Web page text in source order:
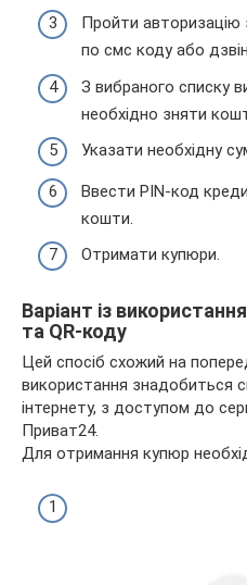
Пройти авторизацію
по смс коду або
З вибраного списку
необхідно зняти
Указати необхідну
Ввести PIN-код
кошти.
Отримати купюри.
Варіант із
та QR-коду
Цей спосіб схожий на
використання знадобиться
інтернету, з доступом до
Приват24.
Для отримання купюр